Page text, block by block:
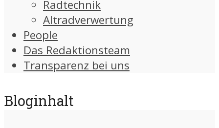
Radtechnik
Altradverwertung
People
Das Redaktionsteam
Transparenz bei uns
Bloginhalt